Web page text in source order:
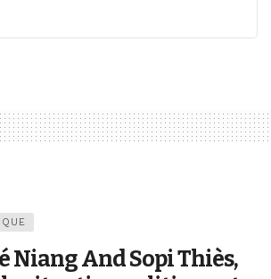
Niang And Sopi Thiès,